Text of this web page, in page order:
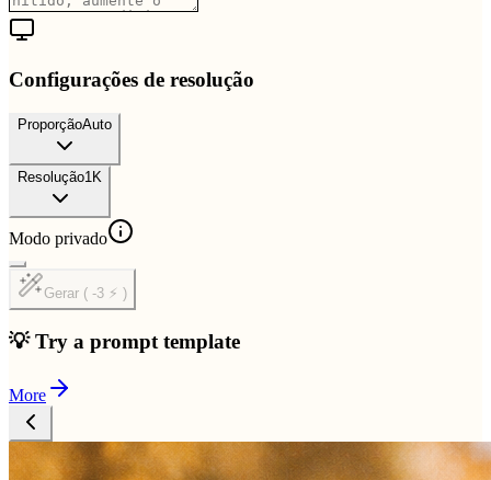
Configurações de resolução
ProporçãoAuto
Resolução1K
Modo privado
Gerar ( -3 ⚡ )
💡 Try a prompt template
More